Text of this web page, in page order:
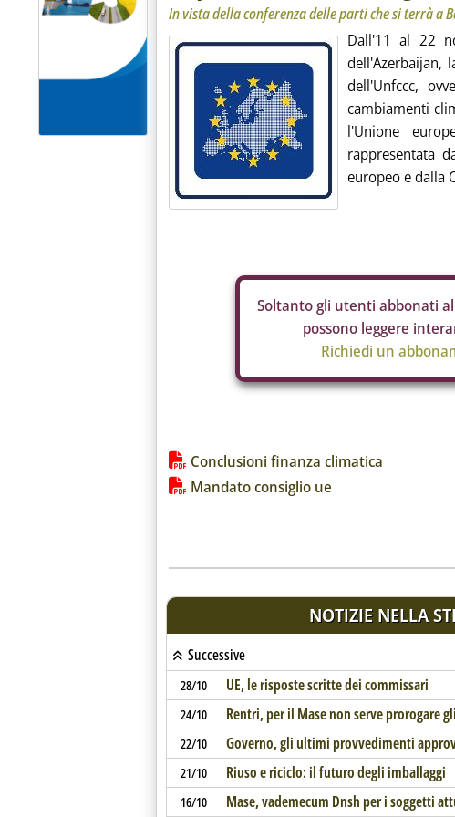
In vista della conferenza delle parti che si terrà a
Dall'11 al 22
dell'Azerbaijan,
dell'Unfccc,
cambiamenti
l'Unione
rappresentata
europeo e dalla
Soltanto gli utenti abbonati
possono leggere
Richiedi un
Lista allegati PDF alla notizia
Conclusioni finanza climatica
Mandato consiglio ue
NOTIZIE NELLA
Successive
28/10 UE, le risposte scritte dei commissari
24/10 Rentri, per il Mase non serve prorogare
22/10 Governo, gli ultimi provvedimenti
21/10 Riuso e riciclo: il futuro degli imballaggi
16/10 Mase, vademecum Dnsh per i soggetti